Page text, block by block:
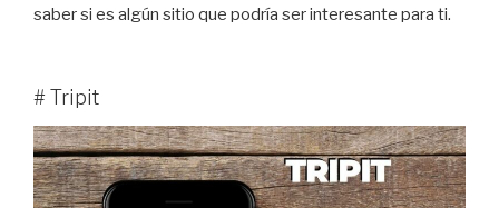
saber si es algún sitio que podría ser interesante para ti.
# Tripit